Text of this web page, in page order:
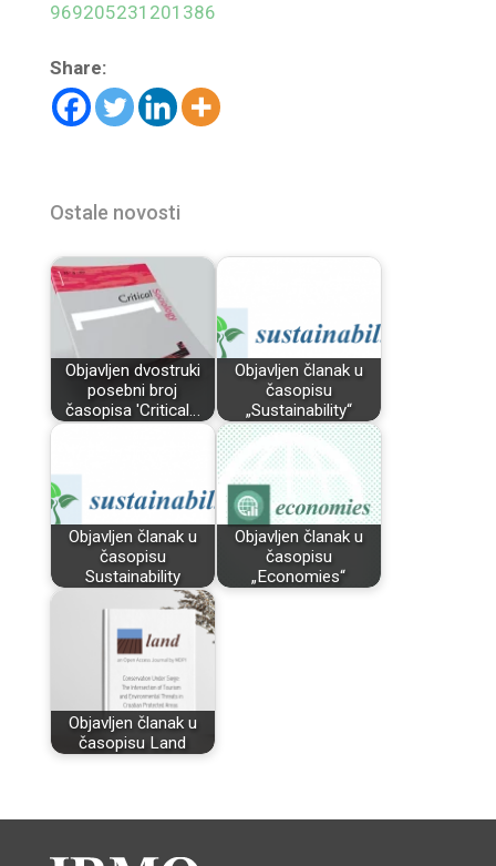
969205231201386
Share:
Ostale novosti
Objavljen dvostruki
posebni broj
časopisa 'Critical…
Objavljen članak u
časopisu
„Sustainability“
Objavljen članak u
časopisu
Sustainability
Objavljen članak u
časopisu
„Economies“
Objavljen članak u
časopisu Land